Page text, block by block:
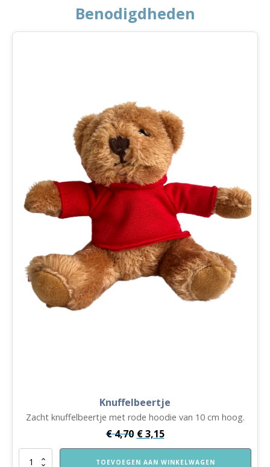
Benodigdheden
Knuffelbeertje
Zacht knuffelbeertje met rode hoodie van 10 cm hoog.
€4,70 €3,15
Knuffelbeertje
TOEVOEGEN AAN WINKELWAGEN